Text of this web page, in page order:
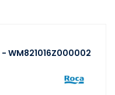
WM821016Z000002